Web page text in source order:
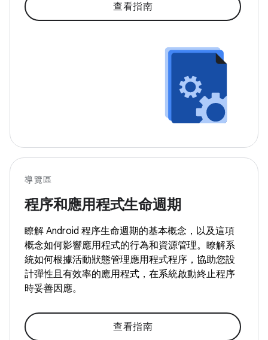
查看指南
導覽區
程序和應用程式生命週期
瞭解 Android 程序生命週期的基本概念，以及這項
概念如何影響應用程式的行為和資源管理。瞭解系
統如何根據活動狀態管理應用程式程序，協助您設
計彈性且有效率的應用程式，在系統啟動終止程序
時妥善因應。
查看指南